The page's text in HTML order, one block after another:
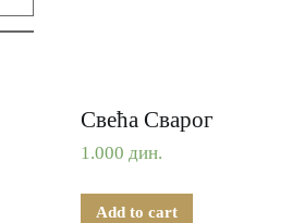
Свећа Сварог
1.000 дин.
Add to cart